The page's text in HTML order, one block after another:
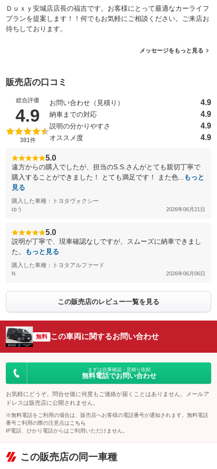
Ｄｕｘｙ安城店店長の福吉です。お客様にとって最適なカーライフ
プランを提案します！！何でもお気軽にご相談ください。ご来店お
待ちしております。
メッセージをもっと見る
販売店の口コミ
総合評価
4.9 （5点満点中）
381件
お問い合わせ（見積り） 4.9
納車までの対応 4.9
説明の分かりやすさ 4.9
オススメ度 4.9
5.0
遠方からの購入でしたが、担当のS.S.さんがとても親切丁寧で
購入することができました！ とても満足です！ また色...
もっと
見る
購入した車種：トヨタヴォクシー
ゆう 2026年06月21日
5.0
説明が丁寧で、現車確認なしですが、スムーズに納車できまし
た。
もっと見る
購入した車種：トヨタアルファード
N 2026年06月06日
この販売店のレビュー一覧を見る
無料 この車両に関するお問い合わせ
まずは在庫確認・見積り依頼
無料電話でお問い合わせ
お気軽にどうぞ。問合せ後に何度もご連絡が届くことはありません。メールア
ドレスは販売店に公開されません。
※無料電話をご利用の場合は、販売店へお客様の電話番号が通知されます。無料電話
番号ご利用の際の注意点は こちら
IP電話、ひかり電話からはご利用いただけません。
この販売店の同一車種